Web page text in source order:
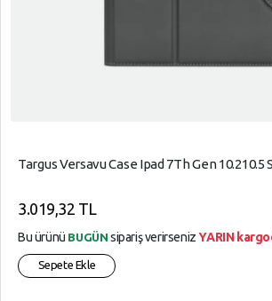
Targus Versavu Case Ipad 7Th Gen 10.210.5
3.019,32 TL
Bu ürünü BUGÜN sipariş verirsenizYARIN
Sepete Ekle